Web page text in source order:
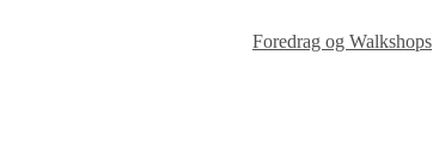
Foredrag og Walkshops